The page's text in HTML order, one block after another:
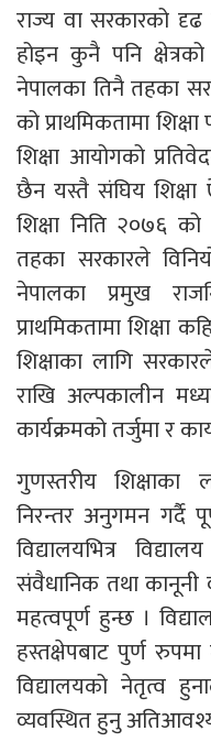
राज्य वा सरकारको दृढ
होइन कुनै पनि
नेपालका तिनै तहका
को प्राथमिकतामा
शिक्षा आयोगको
छैन यस्तै संघिय
शिक्षा निति २०७६
तहका सरकारले
नेपालका प्रमुख
प्राथमिकतामा शिक्षा
शिक्षाका लागि
राखि अल्पकालीन
कार्यक्रमको तर्जुमा र
गुणस्तरीय शिक्षाका
निरन्तर अनुगमन गर्दै
विद्यालयभित्र
संवैधानिक तथा कानूनी
महत्वपूर्ण हुन्छ ।
हस्तक्षेपबाट पुर्ण
विद्यालयको नेतृत्व
व्यवस्थित हुनु